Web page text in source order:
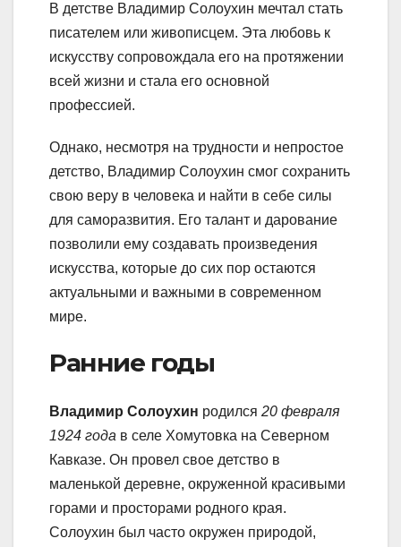
В детстве Владимир Солоухин мечтал стать
писателем или живописцем. Эта любовь к
искусству сопровождала его на протяжении
всей жизни и стала его основной
профессией.
Однако, несмотря на трудности и непростое
детство, Владимир Солоухин смог сохранить
свою веру в человека и найти в себе силы
для саморазвития. Его талант и дарование
позволили ему создавать произведения
искусства, которые до сих пор остаются
актуальными и важными в современном
мире.
Ранние годы
Владимир Солоухин родился 20 февраля
1924 года в селе Хомутовка на Северном
Кавказе. Он провел свое детство в
маленькой деревне, окруженной красивыми
горами и просторами родного края.
Солоухин был часто окружен природой,